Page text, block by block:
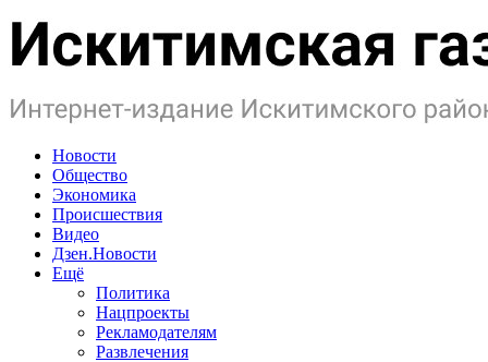
Новости
Общество
Экономика
Происшествия
Видео
Дзен.Новости
Ещё
Политика
Нацпроекты
Рекламодателям
Развлечения